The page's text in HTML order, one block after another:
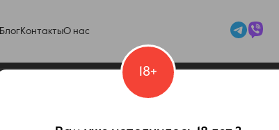
БлогКонтактыО нас
18+